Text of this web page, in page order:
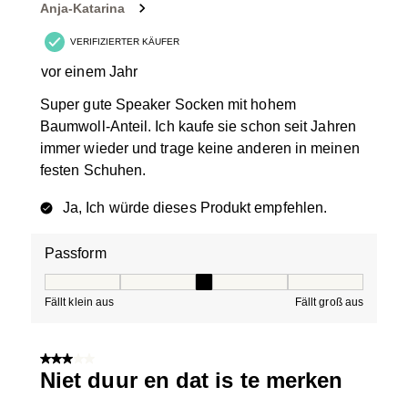
Anja-Katarina
VERIFIZIERTER KÄUFER
vor einem Jahr
Super gute Speaker Socken mit hohem
Baumwoll-Anteil. Ich kaufe sie schon seit Jahren
immer wieder und trage keine anderen in meinen
festen Schuhen.
Ja, Ich würde dieses Produkt empfehlen.
Passform
Fällt klein aus Fällt groß aus
3 von 5 Sternen.
Niet duur en dat is te merken